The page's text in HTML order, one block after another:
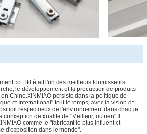
co., ltd était l'un des meilleurs fournisseurs
le développement et la production de produits
Chine.XINMIAO persiste dans la politique de
et International" tout le temps, avec la vision de
respectueux de l'environnement dans chaque
conception de qualité de "Meilleur, ou rien".Il
comme le "fabricant le plus influent et
d'exposition dans le monde".